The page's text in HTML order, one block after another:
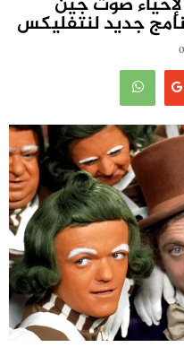
جديد لنتفليكس
0